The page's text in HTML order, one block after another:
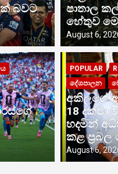
පුවත් දේශපාලන වෙනත්
‘හරක් කටා’
මාරු කිරීමට
බවට
පාතාල
හේතුව
August 6,
POPULAR
දේශපාලන
අකිලගේ
18 දක්වා
හදමින්
කළ ප්‍රබල
August 6,